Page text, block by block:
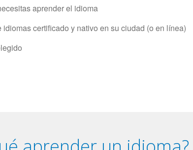
aprender el idioma
certificado y nativo en su ciudad (o en línea)